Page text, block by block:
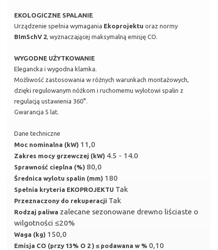
EKOLOGICZNE SPALANIE
Urządzenie spełnia wymagania Ekoprojektu oraz normy
BImSchV 2 , wyznaczającej maksymalną emisję CO.
WYGODNE UŻYTKOWANIE
Elegancka i wygodna klamka.
Możliwość zastosowania w różnych warunkach montażowych,
dzięki regulowanym nóżkom i ruchomemu wylotowi spalin z
regulacją ustawienia 360°.
Gwarancja 5 lat.
Dane techniczne
Moc nominalna (kW) 11,0
Zakres mocy grzewczej (kW) 4.5 - 14.0
Sprawność cieplna (%) 80,0
Średnica wylotu spalin (mm) 180
Spełnia kryteria EKOPROJEKTU Tak
Przeznaczony do rekuperacji Tak
Rodzaj paliwa zalecane sezonowane drewno liściaste o
wilgotności ≤20%
Waga (kg) 150,0
Emisja CO (przy 13% O 2 ) ≤ podawana w % 0,10